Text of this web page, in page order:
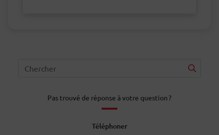
Pas trouvé de réponse à votre question ?
Téléphoner